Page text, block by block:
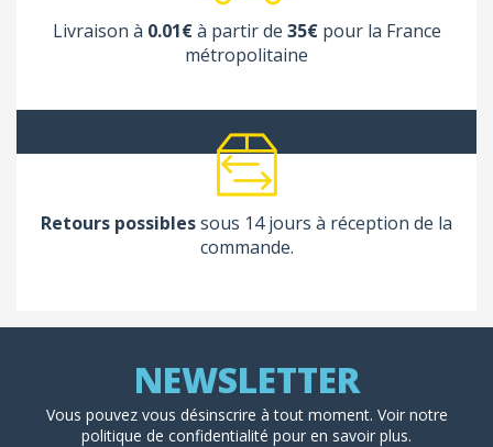
Livraison à 0.01€à partir de 35€pour la France
métropolitaine
Retours possiblessous 14 jours à réception de la
commande.
Vous pouvez vous désinscrire à tout moment. Voir notre
politique de confidentialité pour en savoir plus.